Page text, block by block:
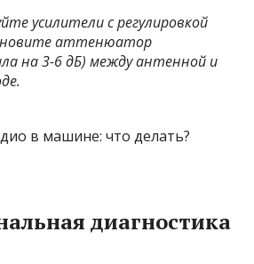
усилители с регулировкой
аттенюатор
на 3-6 дБ) между антенной и
диагностика